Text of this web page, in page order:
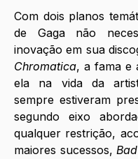
Com dois planos
de Gaga não
inovação em sua
Chromatica, a fama e
ela na vida da
sempre estiveram
segundo eixo
qualquer restrição,
maiores sucessos,